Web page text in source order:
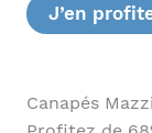
J’en
Canapés